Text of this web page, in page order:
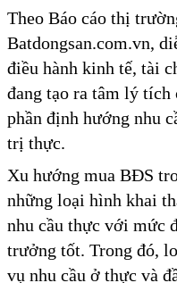
Theo Báo cáo thị
Batdongsan.com.vn,
điều hành kinh tế, tài
đang tạo ra tâm lý
phần định hướng nhu
trị thực.
Xu hướng mua BĐS
những loại hình khai
nhu cầu thực với mức
trưởng tốt. Trong đó,
vụ nhu cầu ở thực và